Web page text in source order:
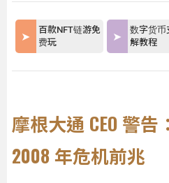
百款NFT链游免
费玩
数字货币
解教程
摩根大通 CEO 警
2008 年危机前兆